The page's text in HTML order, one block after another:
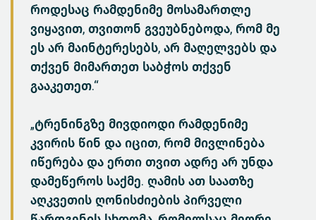
როდესაც რამდენიმე მოსამართლე
ვიყავით, თვითონ გვეუბნებოდა, რომ მე
ეს არ მაინტერესებს, არ მაღელვებს და
თქვენ მიმართეთ საბჭოს თქვენ
გააკეთეთ.“
„ტრენინგზე მივდიოდი რამდენიმე
კვირის წინ და იცით, რომ მივლინება
იწერება და ერთი თვით ადრე არ უნდა
დამეწეროს საქმე. ღამის ათ საათზე
აღკვეთის ღონისძიების პირველი